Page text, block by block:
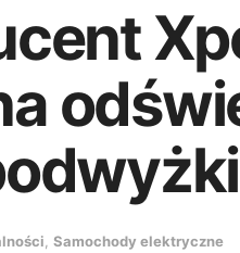
, Samochody elektryczne